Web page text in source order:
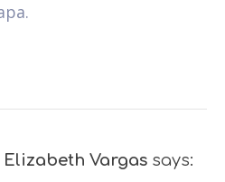
Elizabeth Vargas says: